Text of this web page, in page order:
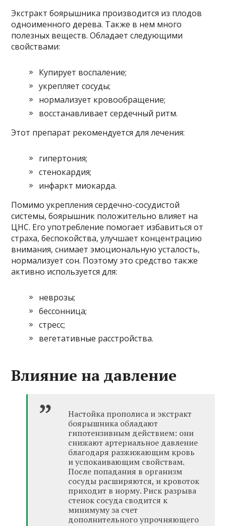
Экстракт боярышника производится из плодов
одноименного дерева. Также в нем много
полезных веществ. Обладает следующими
свойствами:
Купирует воспаление;
укрепляет сосуды;
нормализует кровообращение;
восстанавливает сердечный ритм.
Этот препарат рекомендуется для лечения:
гипертония;
стенокардия;
инфаркт миокарда.
Помимо укрепления сердечно-сосудистой
системы, боярышник положительно влияет на
ЦНС. Его употребление помогает избавиться от
страха, беспокойства, улучшает концентрацию
внимания, снимает эмоциональную усталость,
нормализует сон. Поэтому это средство также
активно используется для:
неврозы;
бессонница;
стресс;
вегетативные расстройства.
Влияние на давление
Настойка прополиса и экстракт
боярышника обладают
гипотензивным действием: они
снижают артериальное давление
благодаря разжижающим кровь
и успокаивающим свойствам.
После попадания в организм
сосуды расширяются, и кровоток
приходит в норму. Риск разрыва
стенок сосуда сводится к
минимуму за счет
дополнительного упрочняющего